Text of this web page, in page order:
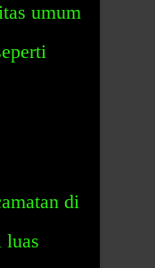
umum
di
luas